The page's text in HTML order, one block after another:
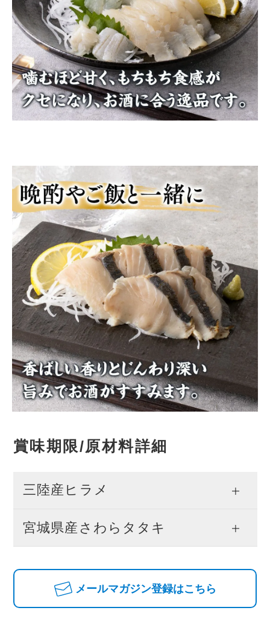
賞味期限/原材料詳細
三陸産ヒラメ
宮城県産さわらタタキ
メールマガジン登録はこちら